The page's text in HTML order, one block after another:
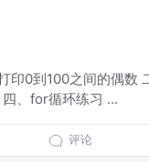
印0到100之间的偶数
、for循环练习 ...
评论